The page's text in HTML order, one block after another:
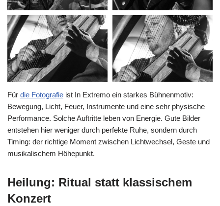
Für die Fotografie ist In Extremo ein starkes Bühnenmotiv:
Bewegung, Licht, Feuer, Instrumente und eine sehr physische
Performance. Solche Auftritte leben von Energie. Gute Bilder
entstehen hier weniger durch perfekte Ruhe, sondern durch
Timing: der richtige Moment zwischen Lichtwechsel, Geste und
musikalischem Höhepunkt.
Heilung: Ritual statt klassischem
Konzert